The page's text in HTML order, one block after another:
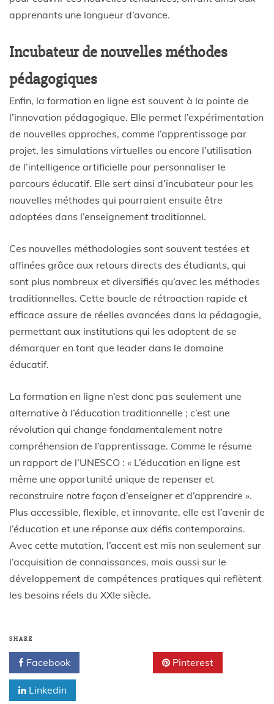
apprenants une longueur d’avance.
Incubateur de nouvelles méthodes
pédagogiques
Enfin, la formation en ligne est souvent à la pointe de
l’innovation pédagogique. Elle permet l’expérimentation
de nouvelles approches, comme l’apprentissage par
projet, les simulations virtuelles ou encore l’utilisation
de l’intelligence artificielle pour personnaliser le
parcours éducatif. Elle sert ainsi d’incubateur pour les
nouvelles méthodes qui pourraient ensuite être
adoptées dans l’enseignement traditionnel.
Ces nouvelles méthodologies sont souvent testées et
affinées grâce aux retours directs des étudiants, qui
sont plus nombreux et diversifiés qu’avec les méthodes
traditionnelles. Cette boucle de rétroaction rapide et
efficace assure de réelles avancées dans la pédagogie,
permettant aux institutions qui les adoptent de se
démarquer en tant que leader dans le domaine
éducatif.
La formation en ligne n’est donc pas seulement une
alternative à l’éducation traditionnelle ; c’est une
révolution qui change fondamentalement notre
compréhension de l’apprentissage. Comme le résume
un rapport de l’UNESCO : « L’éducation en ligne est
même une opportunité unique de repenser et
reconstruire notre façon d’enseigner et d’apprendre ».
Plus accessible, flexible, et innovante, elle est l’avenir de
l’éducation et une réponse aux défis contemporains.
Avec cette mutation, l’accent est mis non seulement sur
l’acquisition de connaissances, mais aussi sur le
développement de compétences pratiques qui reflètent
les besoins réels du XXIe siècle.
SHARE
Facebook Pinterest
Linkedin